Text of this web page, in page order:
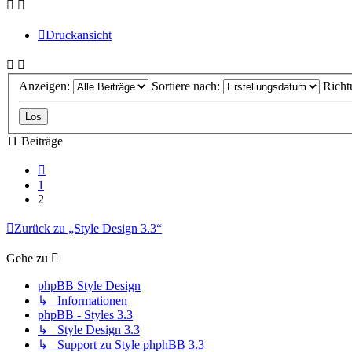
Druckansicht
Anzeigen: Sortiere nach:
11 Beiträge
1
2
Zurück zu „Style Design 3.3“
Gehe zu
phpBB Style Design
↳ Informationen
phpBB - Styles 3.3
↳ Style Design 3.3
↳ Support zu Style phphBB 3.3